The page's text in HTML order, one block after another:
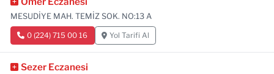
MESUDİYE MAH. TEMİZ SOK. NO:13 A
0 (224) 715 00 16 Yol Tarifi Al
Sezer Eczanesi